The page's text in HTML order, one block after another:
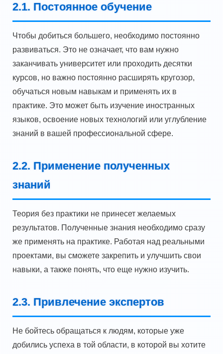
2.1. Постоянное обучение
Чтобы добиться большего, необходимо постоянно
развиваться. Это не означает, что вам нужно
заканчивать университет или проходить десятки
курсов, но важно постоянно расширять кругозор,
обучаться новым навыкам и применять их в
практике. Это может быть изучение иностранных
языков, освоение новых технологий или углубление
знаний в вашей профессиональной сфере.
2.2. Применение полученных
знаний
Теория без практики не принесет желаемых
результатов. Полученные знания необходимо сразу
же применять на практике. Работая над реальными
проектами, вы сможете закрепить и улучшить свои
навыки, а также понять, что еще нужно изучить.
2.3. Привлечение экспертов
Не бойтесь обращаться к людям, которые уже
добились успеха в той области, в которой вы хотите